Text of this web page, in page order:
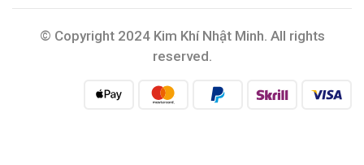
© Copyright 2024 Kim Khí Nhật Minh. All rights
reserved.